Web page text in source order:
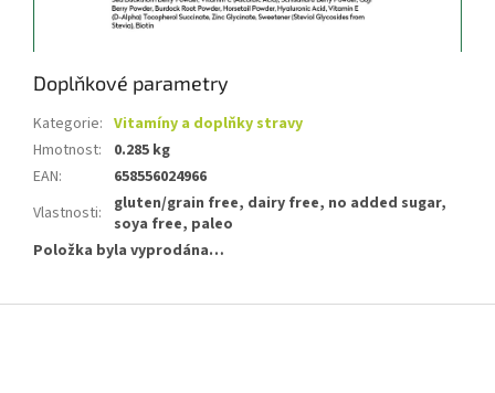
Doplňkové parametry
Kategorie: Vitamíny a doplňky stravy
Hmotnost:
0.285 kg
EAN:
658556024966
Vlastnosti:
gluten/grain free, dairy free, no added sugar,
soya free, paleo
Položka byla vyprodána…